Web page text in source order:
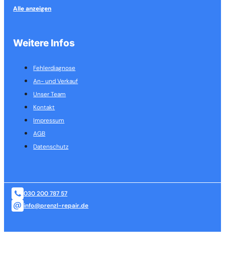
Alle anzeigen
Weitere Infos
Fehlerdiagnose
An- und Verkauf
Unser Team
Kontakt
Impressum
AGB
Datenschutz
030 200 787 57
info@prenzl-repair.de